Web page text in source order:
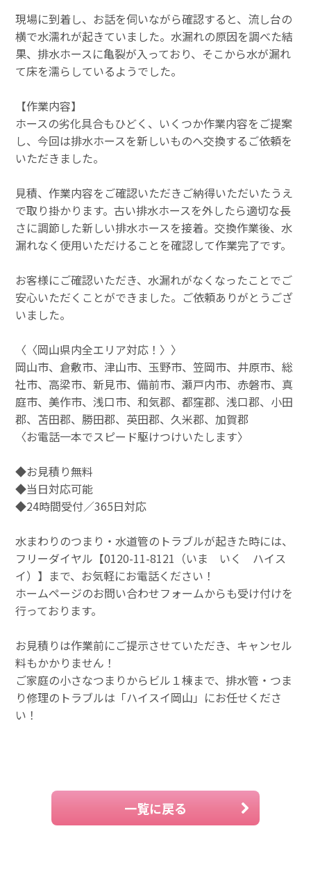
現場に到着し、お話を伺いながら確認すると、流し台の
横で水濡れが起きていました。水漏れの原因を調べた結
果、排水ホースに亀裂が入っており、そこから水が漏れ
て床を濡らしているようでした。
【作業内容】
ホースの劣化具合もひどく、いくつか作業内容をご提案
し、今回は排水ホースを新しいものへ交換するご依頼を
いただきました。
見積、作業内容をご確認いただきご納得いただいたうえ
で取り掛かります。古い排水ホースを外したら適切な長
さに調節した新しい排水ホースを接着。交換作業後、水
漏れなく使用いただけることを確認して作業完了です。
お客様にご確認いただき、水漏れがなくなったことでご
安心いただくことができました。ご依頼ありがとうござ
いました。
〈〈岡山県内全エリア対応！〉〉
岡山市、倉敷市、津山市、玉野市、笠岡市、井原市、総
社市、高梁市、新見市、備前市、瀬戸内市、赤磐市、真
庭市、美作市、浅口市、和気郡、都窪郡、浅口郡、小田
郡、苫田郡、勝田郡、英田郡、久米郡、加賀郡
〈お電話一本でスピード駆けつけいたします〉
◆お見積り無料
◆当日対応可能
◆24時間受付／365日対応
水まわりのつまり・水道管のトラブルが起きた時には、
フリーダイヤル【0120-11-8121（いま いく ハイス
イ）】まで、お気軽にお電話ください！
ホームページのお問い合わせフォームからも受け付けを
行っております。
お見積りは作業前にご提示させていただき、キャンセル
料もかかりません！
ご家庭の小さなつまりからビル１棟まで、排水管・つま
り修理のトラブルは「ハイスイ岡山」にお任せくださ
い！
一覧に戻る